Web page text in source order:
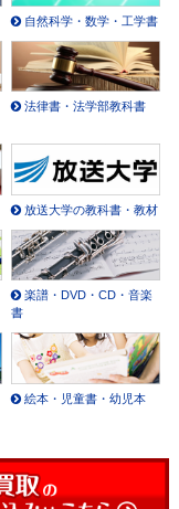
自然科学・数学・工学書
法律書・法学部教科書
放送大学の教科書・教材
楽譜・DVD・CD・音楽
書
絵本・児童書・幼児本